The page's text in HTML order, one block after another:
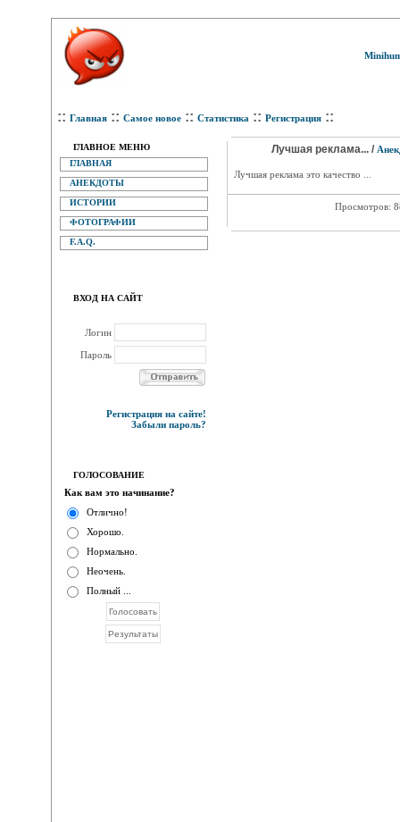
:: Главная :: Самое новое :: Статистика :: Регистрация ::
ГЛАВНОЕ МЕНЮ
ГЛАВНАЯ
АНЕКДОТЫ
ИСТОРИИ
ФОТОГРАФИИ
F.A.Q.
ВХОД НА САЙТ
Логин
Пароль
Регистрация на сайте!
Забыли пароль?
ГОЛОСОВАНИЕ
Как вам это начинание?
Отлично!
Хорошо.
Нормально.
Неочень.
Полный ...
Лучшая реклама... /
Лучшая реклама это качество ...
Просмотров: